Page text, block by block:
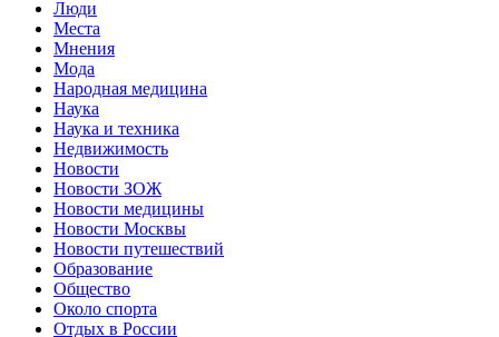
Люди
Места
Мнения
Мода
Народная медицина
Наука
Наука и техника
Недвижимость
Новости
Новости ЗОЖ
Новости медицины
Новости Москвы
Новости путешествий
Образование
Общество
Около спорта
Отдых в России